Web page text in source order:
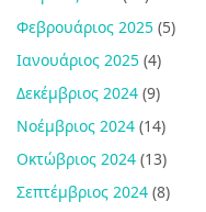
Φεβρουάριος 2025 (5)
Ιανουάριος 2025 (4)
Δεκέμβριος 2024 (9)
Νοέμβριος 2024 (14)
Οκτώβριος 2024 (13)
Σεπτέμβριος 2024 (8)